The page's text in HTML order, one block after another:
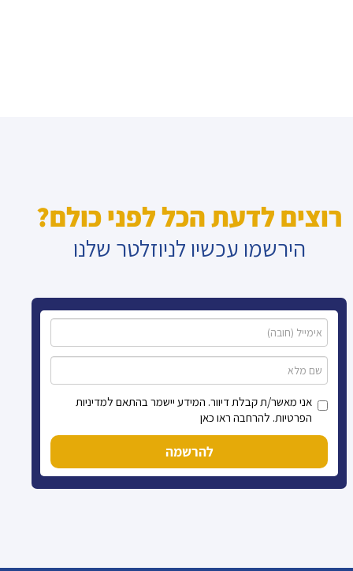
רוצים לדעת הכל לפני כולם?
הירשמו עכשיו לניוזלטר שלנו
אני מאשר/ת קבלת דיוור. המידע יישמר בהתאם למדיניות
הפרטיות. להרחבה ראו כאן
להרשמה